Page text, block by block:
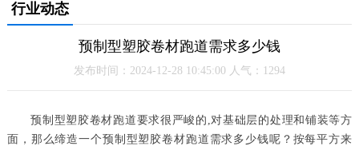
行业动态
预制型塑胶卷材跑道需求多少钱
发布时间：2024-12-28 10:45:00 人气：1294
预制型塑胶卷材跑道要求很严峻的,对基础层的处理和铺装等方
面，那么缔造一个预制型塑胶卷材跑道需求多少钱呢？按每平方来